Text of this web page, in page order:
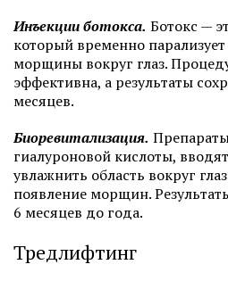
Инъекции ботокса. Ботокс —
который временно
морщины вокруг глаз.
эффективна, а результаты
месяцев.
Биоревитализация.
гиалуроновой кислоты,
увлажнить область вокруг
появление морщин.
6 месяцев до года.
Тредлифтинг